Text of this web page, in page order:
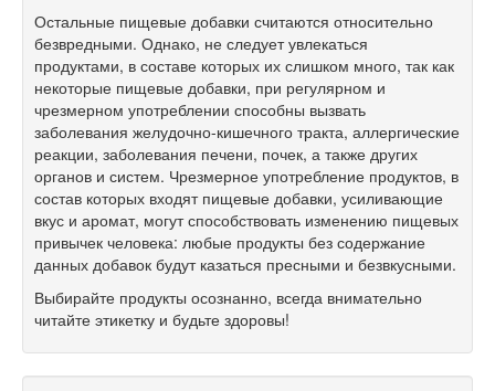
Остальные пищевые добавки считаются относительно
безвредными. Однако, не следует увлекаться
продуктами, в составе которых их слишком много, так как
некоторые пищевые добавки, при регулярном и
чрезмерном употреблении способны вызвать
заболевания желудочно-кишечного тракта, аллергические
реакции, заболевания печени, почек, а также других
органов и систем. Чрезмерное употребление продуктов, в
состав которых входят пищевые добавки, усиливающие
вкус и аромат, могут способствовать изменению пищевых
привычек человека: любые продукты без содержание
данных добавок будут казаться пресными и безвкусными.
Выбирайте продукты осознанно, всегда внимательно
читайте этикетку и будьте здоровы!